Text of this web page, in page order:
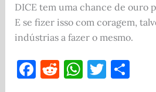
DICE tem uma chance de ouro
E se fizer isso com coragem,
indústrias a fazer o mesmo.
F R WT S